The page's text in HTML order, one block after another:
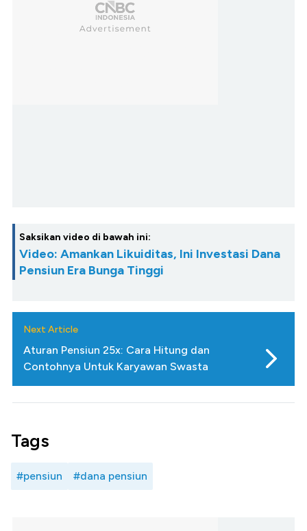
Saksikan video di bawah ini:
Video: Amankan Likuiditas, Ini Investasi Dana
Pensiun Era Bunga Tinggi
Next Article
Aturan Pensiun 25x: Cara Hitung dan
Contohnya Untuk Karyawan Swasta
Tags
#pensiun #dana pensiun